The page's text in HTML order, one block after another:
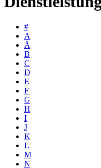
#
A
Ä
B
C
D
E
F
G
H
I
J
K
L
M
N